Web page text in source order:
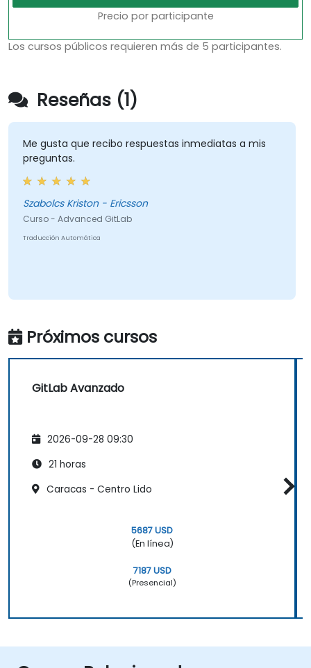
Precio por participante
Los cursos públicos requieren más de 5 participantes.
Reseñas (1)
Me gusta que recibo respuestas inmediatas a mis
preguntas.
Szabolcs Kriston - Ericsson
Curso - Advanced GitLab
Traducción Automática
Próximos cursos
GitLab Avanzado
2026-09-28 09:30
21 horas
Caracas - Centro Lido
5687 USD
(En línea)
7187 USD
(Presencial)